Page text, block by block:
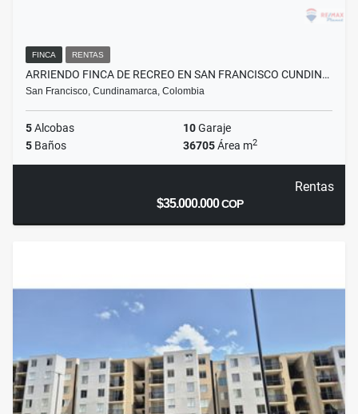
FINCA RENTAS
ARRIENDO FINCA DE RECREO EN SAN FRANCISCO CUNDIN…
San Francisco, Cundinamarca, Colombia
5Alcobas 10Garaje
5 Baños 36705Área m2
Rentas
$35.000.000COP